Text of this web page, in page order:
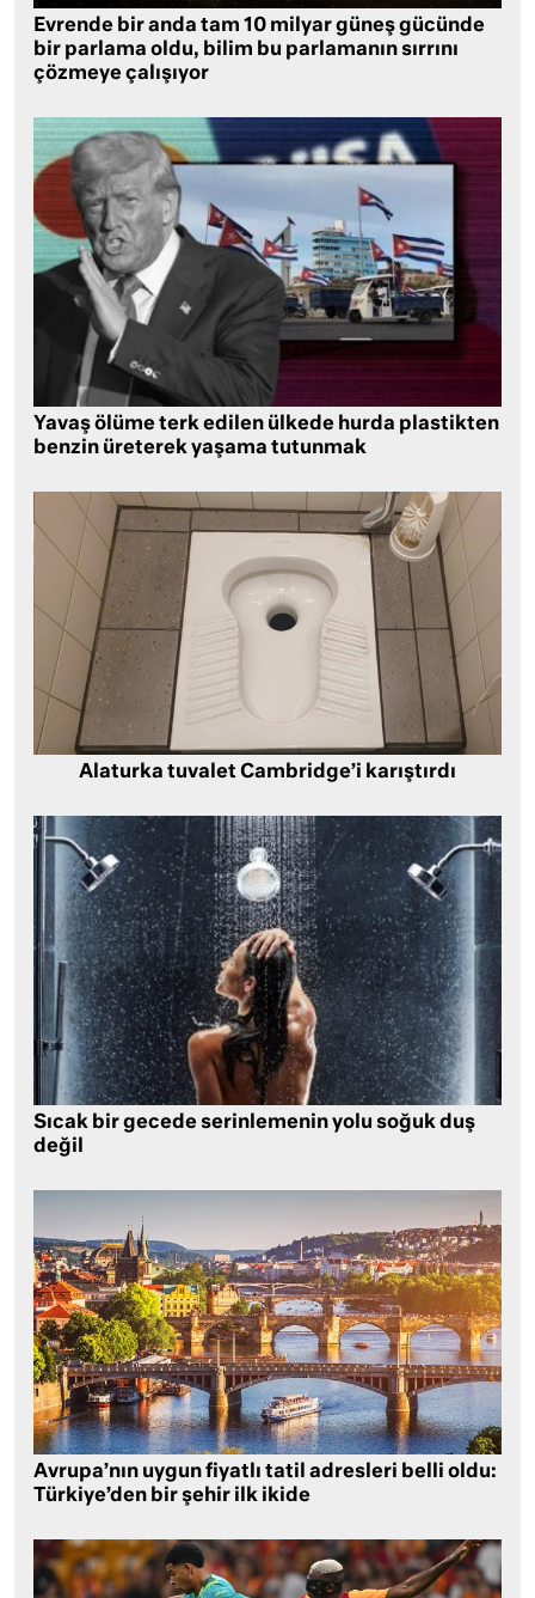
Evrende bir anda tam 10 milyar güneş gücünde
bir parlama oldu, bilim bu parlamanın sırrını
çözmeye çalışıyor
Yavaş ölüme terk edilen ülkede hurda plastikten
benzin üreterek yaşama tutunmak
Alaturka tuvalet Cambridge’i karıştırdı
Sıcak bir gecede serinlemenin yolu soğuk duş
değil
Avrupa’nın uygun fiyatlı tatil adresleri belli oldu:
Türkiye’den bir şehir ilk ikide